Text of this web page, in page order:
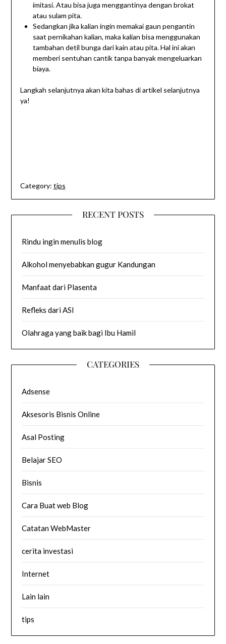
imitasi. Atau bisa juga menggantinya dengan brokat
atau sulam pita.
Sedangkan jika kalian ingin memakai gaun pengantin
saat pernikahan kalian, maka kalian bisa menggunakan
tambahan detil bunga dari kain atau pita. Hal ini akan
memberi sentuhan cantik tanpa banyak mengeluarkan
biaya.
Langkah selanjutnya akan kita bahas di artikel selanjutnya
ya!
Category: tips
RECENT POSTS
Rindu ingin menulis blog
Alkohol menyebabkan gugur Kandungan
Manfaat dari Plasenta
Refleks dari ASI
Olahraga yang baik bagi Ibu Hamil
CATEGORIES
Adsense
Aksesoris Bisnis Online
Asal Posting
Belajar SEO
Bisnis
Cara Buat web Blog
Catatan WebMaster
cerita investasi
Internet
Lain lain
tips